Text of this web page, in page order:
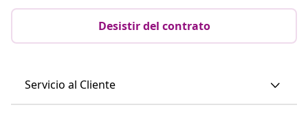
Desistir del contrato
Servicio al Cliente